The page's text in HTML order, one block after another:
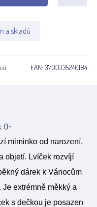
a skladů
EAN: 3700335240184
0+
miminko od narození,
objetí. Lvíček rozvíjí
dárek k Vánocům
extrémně měkký a
s dečkou je posazen